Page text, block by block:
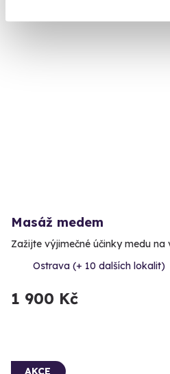
Masáž medem
Zažijte výjimečné účinky medu na
Ostrava (+ 10 dalších lokalit)
1 900 Kč
AKCE